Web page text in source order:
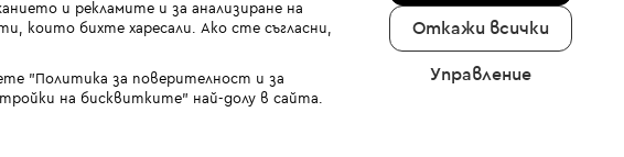
и рекламите и за анализиране на
които бихте харесали. Ако сте съгласни,
"Политика за поверителност и за
на бисквитките" най-долу в сайта.
Откажи всички
Управление